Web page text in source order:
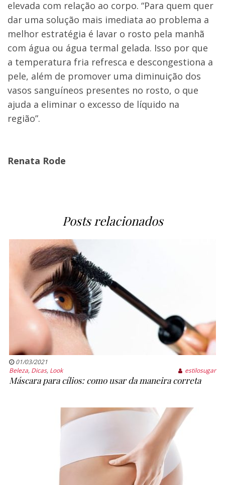
elevada com relação ao corpo. “Para quem quer
dar uma solução mais imediata ao problema a
melhor estratégia é lavar o rosto pela manhã
com água ou água termal gelada. Isso por que
a temperatura fria refresca e descongestiona a
pele, além de promover uma diminuição dos
vasos sanguíneos presentes no rosto, o que
ajuda a eliminar o excesso de líquido na
região”.
Renata Rode
Posts relacionados
01/03/2021
Beleza, Dicas, Look estilosugar
Máscara para cílios: como usar da maneira correta